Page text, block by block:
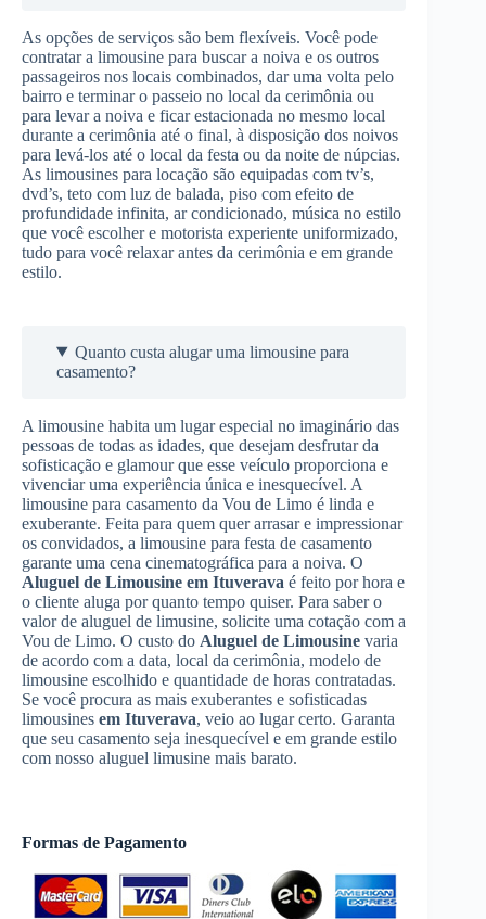
As opções de serviços são bem flexíveis. Você pode
contratar a limousine para buscar a noiva e os outros
passageiros nos locais combinados, dar uma volta pelo
bairro e terminar o passeio no local da cerimônia ou
para levar a noiva e ficar estacionada no mesmo local
durante a cerimônia até o final, à disposição dos noivos
para levá-los até o local da festa ou da noite de núpcias.
As limousines para locação são equipadas com tv’s,
dvd’s, teto com luz de balada, piso com efeito de
profundidade infinita, ar condicionado, música no estilo
que você escolher e motorista experiente uniformizado,
tudo para você relaxar antes da cerimônia e em grande
estilo.
Quanto custa alugar uma limousine para
casamento?
A limousine habita um lugar especial no imaginário das
pessoas de todas as idades, que desejam desfrutar da
sofisticação e glamour que esse veículo proporciona e
vivenciar uma experiência única e inesquecível. A
limousine para casamento da Vou de Limo é linda e
exuberante. Feita para quem quer arrasar e impressionar
os convidados, a limousine para festa de casamento
garante uma cena cinematográfica para a noiva. O
Aluguel de Limousine em Ituverava é feito por hora e
o cliente aluga por quanto tempo quiser. Para saber o
valor de aluguel de limusine, solicite uma cotação com a
Vou de Limo. O custo do Aluguel de Limousine varia
de acordo com a data, local da cerimônia, modelo de
limousine escolhido e quantidade de horas contratadas.
Se você procura as mais exuberantes e sofisticadas
limousines em Ituverava, veio ao lugar certo. Garanta
que seu casamento seja inesquecível e em grande estilo
com nosso aluguel limusine mais barato.
Formas de Pagamento